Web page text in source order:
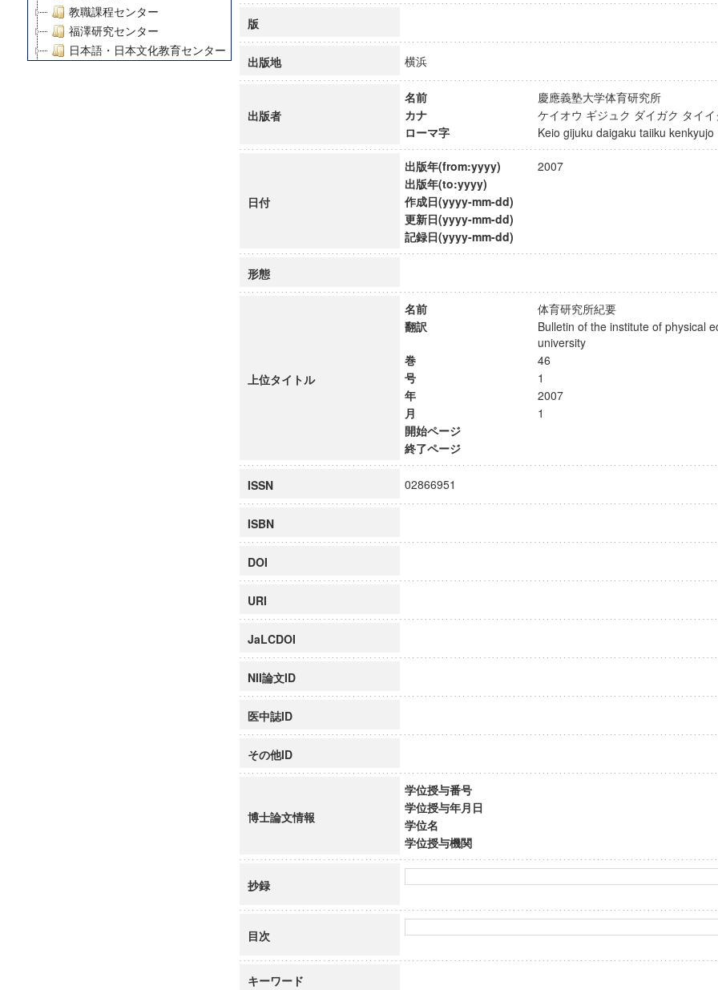
教職課程センター
福澤研究センター
日本語・日本文化教育センター
デジタルメディア・コンテンツ統合研究センター
慶應義塾大学グローバルCOEプログラム市民社会ガバナンス教育研究センター
慶應義塾大学グローバルCOEプログラム論理と感性の先端的教育研究拠点
博士課程教育リーディングプログラム「超成熟社会発展のサイエンス」
版
出版地 横浜
出版者
名前
慶應義塾大学体育研究所
カナ
ケイオウ ギジュク ダイガク タイ
ローマ字
Keio gijuku daigaku taiiku
日付
出版年(from:yyyy)
2007
出版年(to:yyyy)
作成日(yyyy-mm-dd)
更新日(yyyy-mm-dd)
記録日(yyyy-mm-dd)
形態
上位タイトル
名前
体育研究所紀要
翻訳
Bulletin of the institute of physical
university
巻
46
号
1
年
2007
月
1
開始ページ
終了ページ
ISSN 02866951
ISBN
DOI
URI
JaLCDOI
NII論文ID
医中誌ID
その他ID
博士論文情報
学位授与番号
学位授与年月日
学位名
学位授与機関
抄録
目次
キーワード